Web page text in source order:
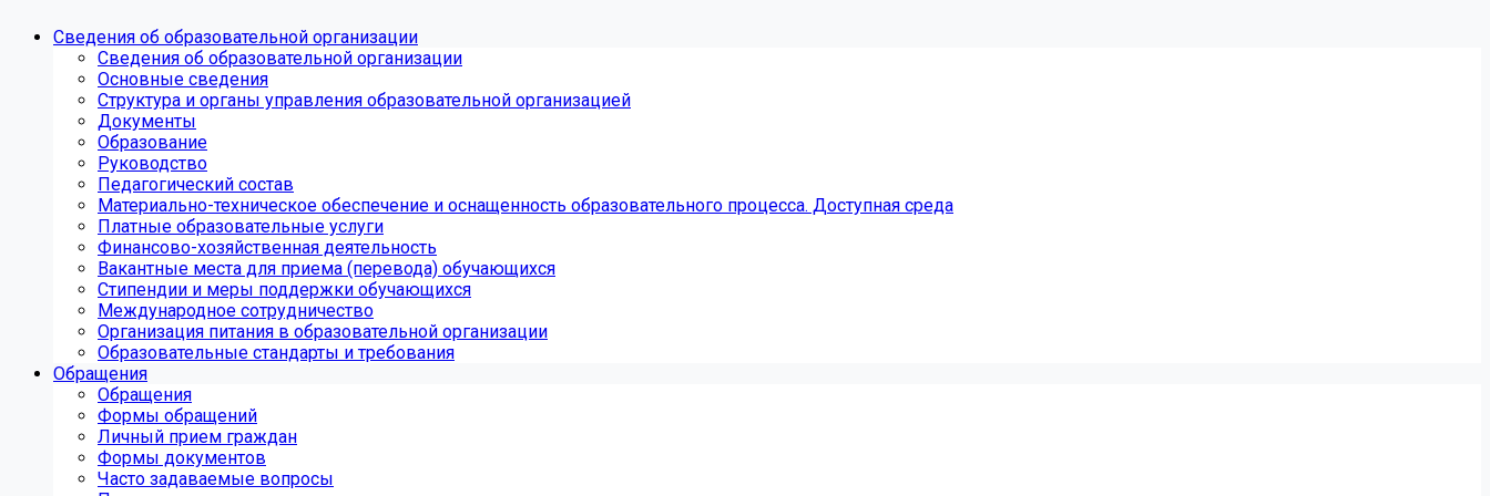
Сведения об образовательной организации
Сведения об образовательной организации
Основные сведения
Структура и органы управления образовательной организацией
Документы
Образование
Руководство
Педагогический состав
Материально-техническое обеспечение и оснащенность образовательного процесса. Доступная среда
Платные образовательные услуги
Финансово-хозяйственная деятельность
Вакантные места для приема (перевода) обучающихся
Стипендии и меры поддержки обучающихся
Международное сотрудничество
Организация питания в образовательной организации
Образовательные стандарты и требования
Обращения
Обращения
Формы обращений
Личный прием граждан
Формы документов
Часто задаваемые вопросы